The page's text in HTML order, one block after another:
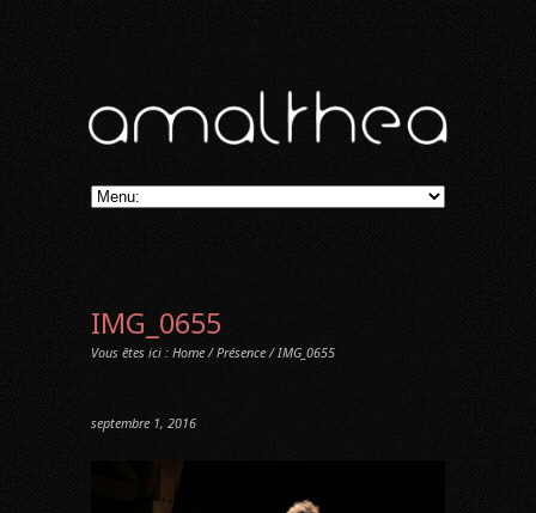
IMG_0655
Vous êtes ici : Home/Présence/ IMG_0655
septembre 1, 2016